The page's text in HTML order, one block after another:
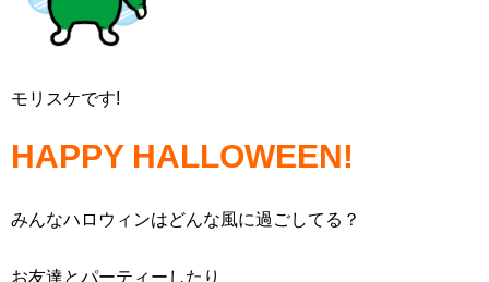
モリスケです!
HAPPY HALLOWEEN!
みんなハロウィンはどんな風に過ごしてる？
お友達とパーティーしたり